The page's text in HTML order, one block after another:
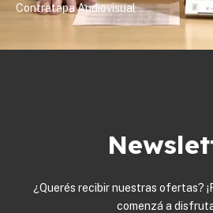
Contratapa Audiovisual
¿Querés recibir nuestras ofertas?
comenzá a